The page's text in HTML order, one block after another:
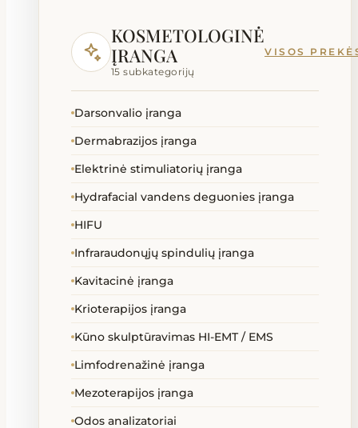
Lovos slaugai ir ligoninei
Masažinės lovos
Masažiniai akmenys priedai
Masažo stalai kėdės gultai
Reabilitacinės priemonės
Technika neįgaliems
KOSMETOLOGINĖ
ĮRANGA
15 subkategorijų
VISOS
Darsonvalio įranga
Dermabrazijos įranga
Elektrinė stimuliatorių įranga
Hydrafacial vandens deguonies įranga
HIFU
Infraraudonųjų spindulių įranga
Kavitacinė įranga
Krioterapijos įranga
Kūno skulptūravimas HI-EMT / EMS
Limfodrenažinė įranga
Mezoterapijos įranga
Odos analizatoriai